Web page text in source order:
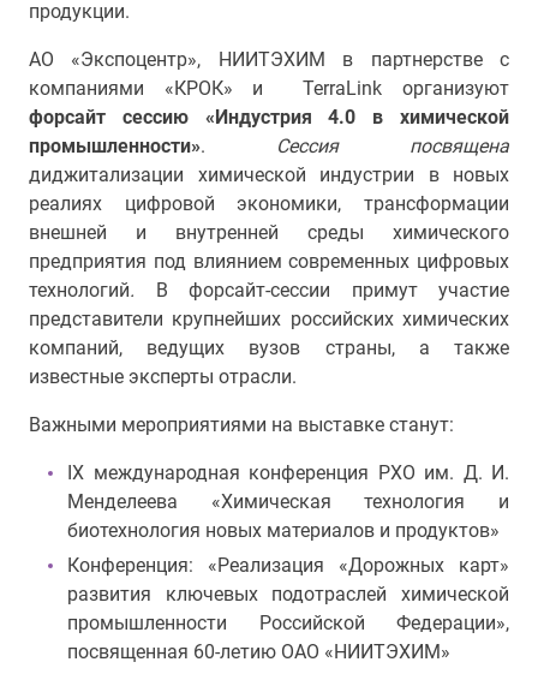
продукции.
АО «Экспоцентр», НИИТЭХИМ в партнерстве с
компаниями «КРОК» и TerraLink организуют
форсайт сессию «Индустрия 4.0 в химической
промышленности».
Сессия посвящена
диджитализации химической индустрии в новых
реалиях цифровой экономики, трансформации
внешней и внутренней среды химического
предприятия под влиянием современных цифровых
технологий. В форсайт-сессии примут участие
представители крупнейших российских химических
компаний, ведущих вузов страны, а также
известные эксперты отрасли.
Важными мероприятиями на выставке станут:
IX международная конференция РХО им. Д. И.
Менделеева «Химическая технология и
биотехнология новых материалов и продуктов»
Конференция: «Реализация «Дорожных карт»
развития ключевых подотраслей химической
промышленности Российской Федерации»,
посвященная 60-летию ОАО «НИИТЭХИМ»